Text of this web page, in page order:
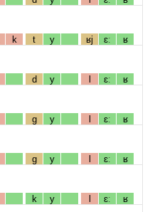
k t y ʁj ɛː ʁ
d y l ɛː ʁ
g y l ɛː ʁ
g y l ɛː ʁ
k y l ɛː ʁ